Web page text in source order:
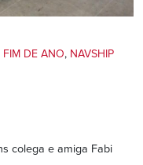
FIM DE ANO, NAVSHIP
colega e amiga Fabi